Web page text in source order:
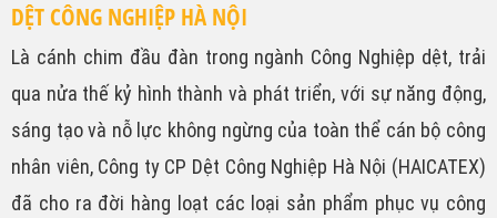
DỆT CÔNG NGHIỆP HÀ NỘI
Là cánh chim đầu đàn trong ngành Công Nghiệp dệt, trải
qua nửa thế kỷ hình thành và phát triển, với sự năng động,
sáng tạo và nỗ lực không ngừng của toàn thể cán bộ công
nhân viên, Công ty CP Dệt Công Nghiệp Hà Nội (HAICATEX)
đã cho ra đời hàng loạt các loại sản phẩm phục vụ công